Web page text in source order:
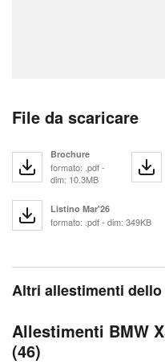
File da scaricare
Brochure
formato: .pdf -
dim: 10.3MB
Listino Mar'26
formato: .pdf - dim: 349KB
Altri allestimenti
Allestimenti BMW
(46)